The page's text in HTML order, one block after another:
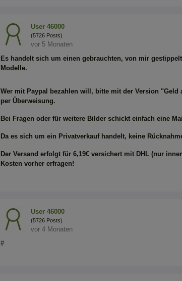
User 46000
(5726 Posts)
vor 5 Monaten
Es handelt sich um einen gebrauchten, von mir
Modelle.
Wer mit Paypal bezahlen will, bitte mit der Version
per Überweisung.
Bei Fragen oder für weitere Bilder schickt einfach eine
Da es sich um ein Privatverkauf handelt, keine
Der Versand erfolgt für 6,19€ versichert mit DHL (nur
Kosten vorher erfragen!
User 46000
(5726 Posts)
vor 4 Monaten
#